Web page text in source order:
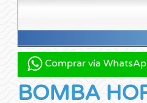
Comprar vía
BOMBA